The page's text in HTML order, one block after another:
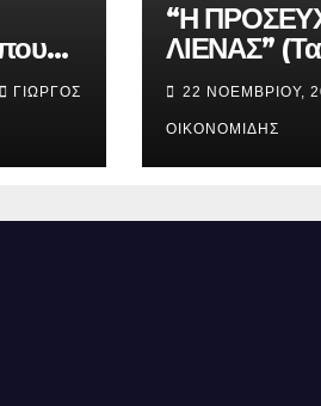
ΓΙΏΡΓΟΣ
“Η
ΛΙΕΝΑΣ”
μικρού
22 ΝΟΕΜΒΡΊΟΥ,
ΟΙΚΟΝΟΜΊΔΗΣ